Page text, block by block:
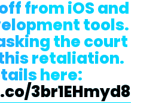
from iOS and
tools.
the court
retaliation.
here:
3br1EHmyd8